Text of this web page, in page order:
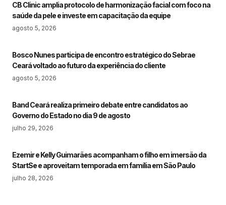
CB Clinic amplia protocolo de harmonização facial com foco na
saúde da pele e investe em capacitação da equipe
agosto 5, 2026
Bosco Nunes participa de encontro estratégico do Sebrae
Ceará voltado ao futuro da experiência do cliente
agosto 5, 2026
Band Ceará realiza primeiro debate entre candidatos ao
Governo do Estado no dia 9 de agosto
julho 29, 2026
Ezemir e Kelly Guimarães acompanham o filho em imersão da
StartSe e aproveitam temporada em família em São Paulo
julho 28, 2026